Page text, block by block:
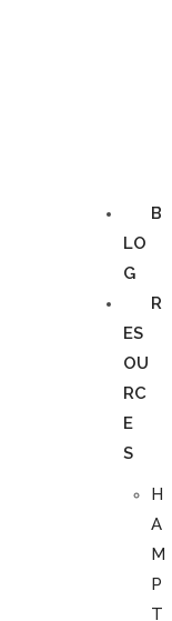
B
LO
G
R
ES
OU
RC
E
S
H
A
M
P
T